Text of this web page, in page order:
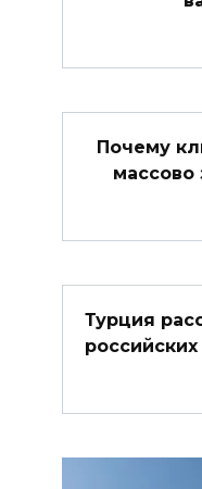
Почему
массово
Турция